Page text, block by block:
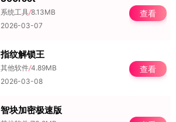
系统工具/8.13MB
2026-03-07
查看
指纹解锁王
其他软件/4.89MB
2026-03-08
查看
智块加密极速版